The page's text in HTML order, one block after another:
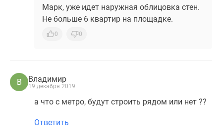
Марк, уже идет наружная облицовка стен.
Не больше 6 квартир на площадке.
0 0
В Владимир
19 декабря 2019
а что с метро, будут строить рядом или нет ??
Ответить